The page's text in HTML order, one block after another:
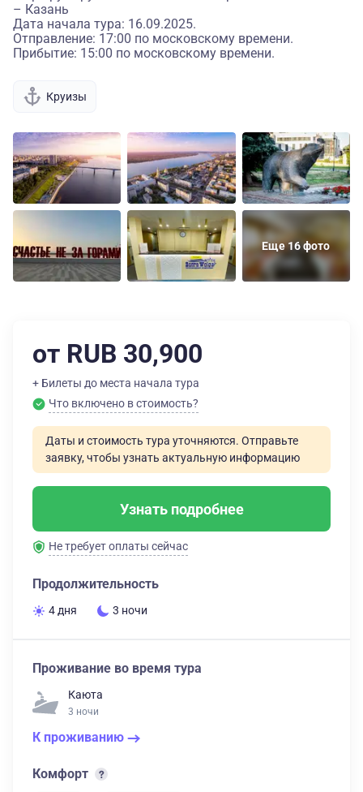
– Казань
Дата начала тура: 16.09.2025.
Отправление: 17:00 по московскому времени.
Прибытие: 15:00 по московскому времени.
Круизы
Еще 16 фото
от RUB 30,900
+ Билеты до места начала тура
Что включено в стоимость?
Даты и стоимость тура уточняются. Отправьте
заявку, чтобы узнать актуальную информацию
Узнать подробнее
Не требует оплаты сейчас
Продолжительность
4 дня 3 ночи
Проживание во время тура
Каюта
3 ночи
К проживанию
Комфорт